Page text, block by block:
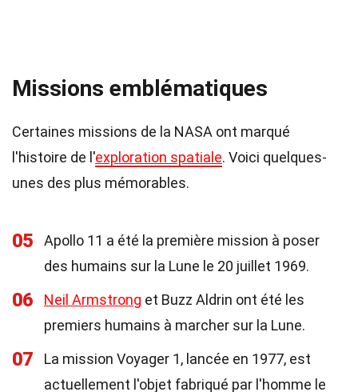
Missions emblématiques
Certaines missions de la NASA ont marqué
l'histoire de l'exploration spatiale. Voici quelques-
unes des plus mémorables.
05
Apollo 11 a été la première mission à poser
des humains sur la Lune le 20 juillet 1969.
06 Neil Armstrong et Buzz Aldrin ont été les
premiers humains à marcher sur la Lune.
07
La mission Voyager 1, lancée en 1977, est
actuellement l'objet fabriqué par l'homme le